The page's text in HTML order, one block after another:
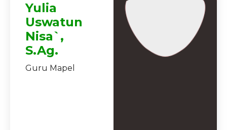
Yulia
Uswatun
Nisa`,
S.Ag.
Guru Mapel